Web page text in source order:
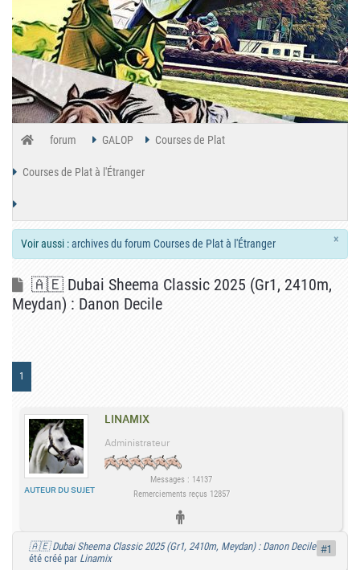
forum GALOP Courses de Plat
Courses de Plat à l'Étranger
🇦🇪 Dubai Sheema Classic 2025 (Gr1, 2410m, Meydan) : Danon Decile ×
Voir aussi :archives du forum Courses de Plat à l'Étranger
🇦🇪 Dubai Sheema Classic 2025 (Gr1, 2410m,
Meydan) : Danon Decile
1
LINAMIX
AUTEUR DU SUJET
Administrateur
Messages : 14137
Remerciements reçus 12857
🇦🇪 Dubai Sheema Classic 2025 (Gr1, 2410m, Meydan) : Danon Decilea
été créé par Linamix
#1